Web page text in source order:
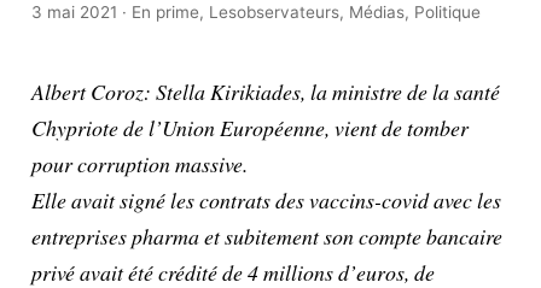
3 mai 2021 · En prime, Lesobservateurs, Médias, Politique
Albert Coroz: Stella Kirikiades, la ministre de la santé
Chypriote de l’Union Européenne, vient de tomber
pour corruption massive.
Elle avait signé les contrats des vaccins-covid avec les
entreprises pharma et subitement son compte bancaire
privé avait été crédité de 4 millions d’euros, de